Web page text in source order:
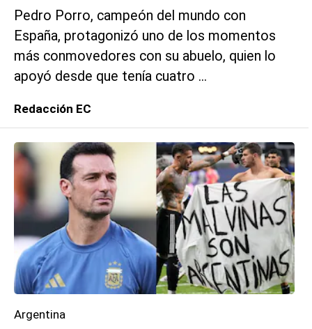
Pedro Porro, campeón del mundo con
España, protagonizó uno de los momentos
más conmovedores con su abuelo, quien lo
apoyó desde que tenía cuatro ...
Redacción EC
Argentina